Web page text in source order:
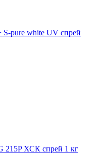
S-pure white UV спрей
215P ХСК спрей 1 кг